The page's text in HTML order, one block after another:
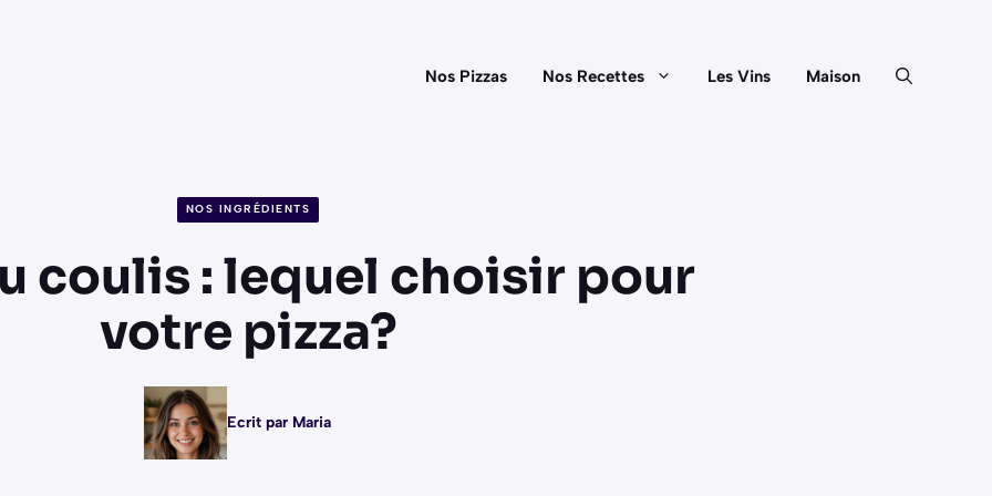
Nos Pizzas Nos Recettes Les Vins Maison
NOS INGRÉDIENTS
coulis : lequel choisir pour
votre pizza?
Ecrit par Maria